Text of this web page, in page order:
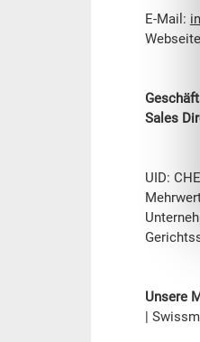
E-Mail:
Webseite:
Sales
UID:
Unsere
|